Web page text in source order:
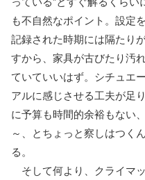
も不自然なポイント。設定
記録された時期には隔たり
すから、家具が古びたり汚
ていていいはず。シチュエ
アルに感じさせる工夫が
に予算も時間的余裕もない
～、とちょっと察しはつく
る。
そして何より、クライマ